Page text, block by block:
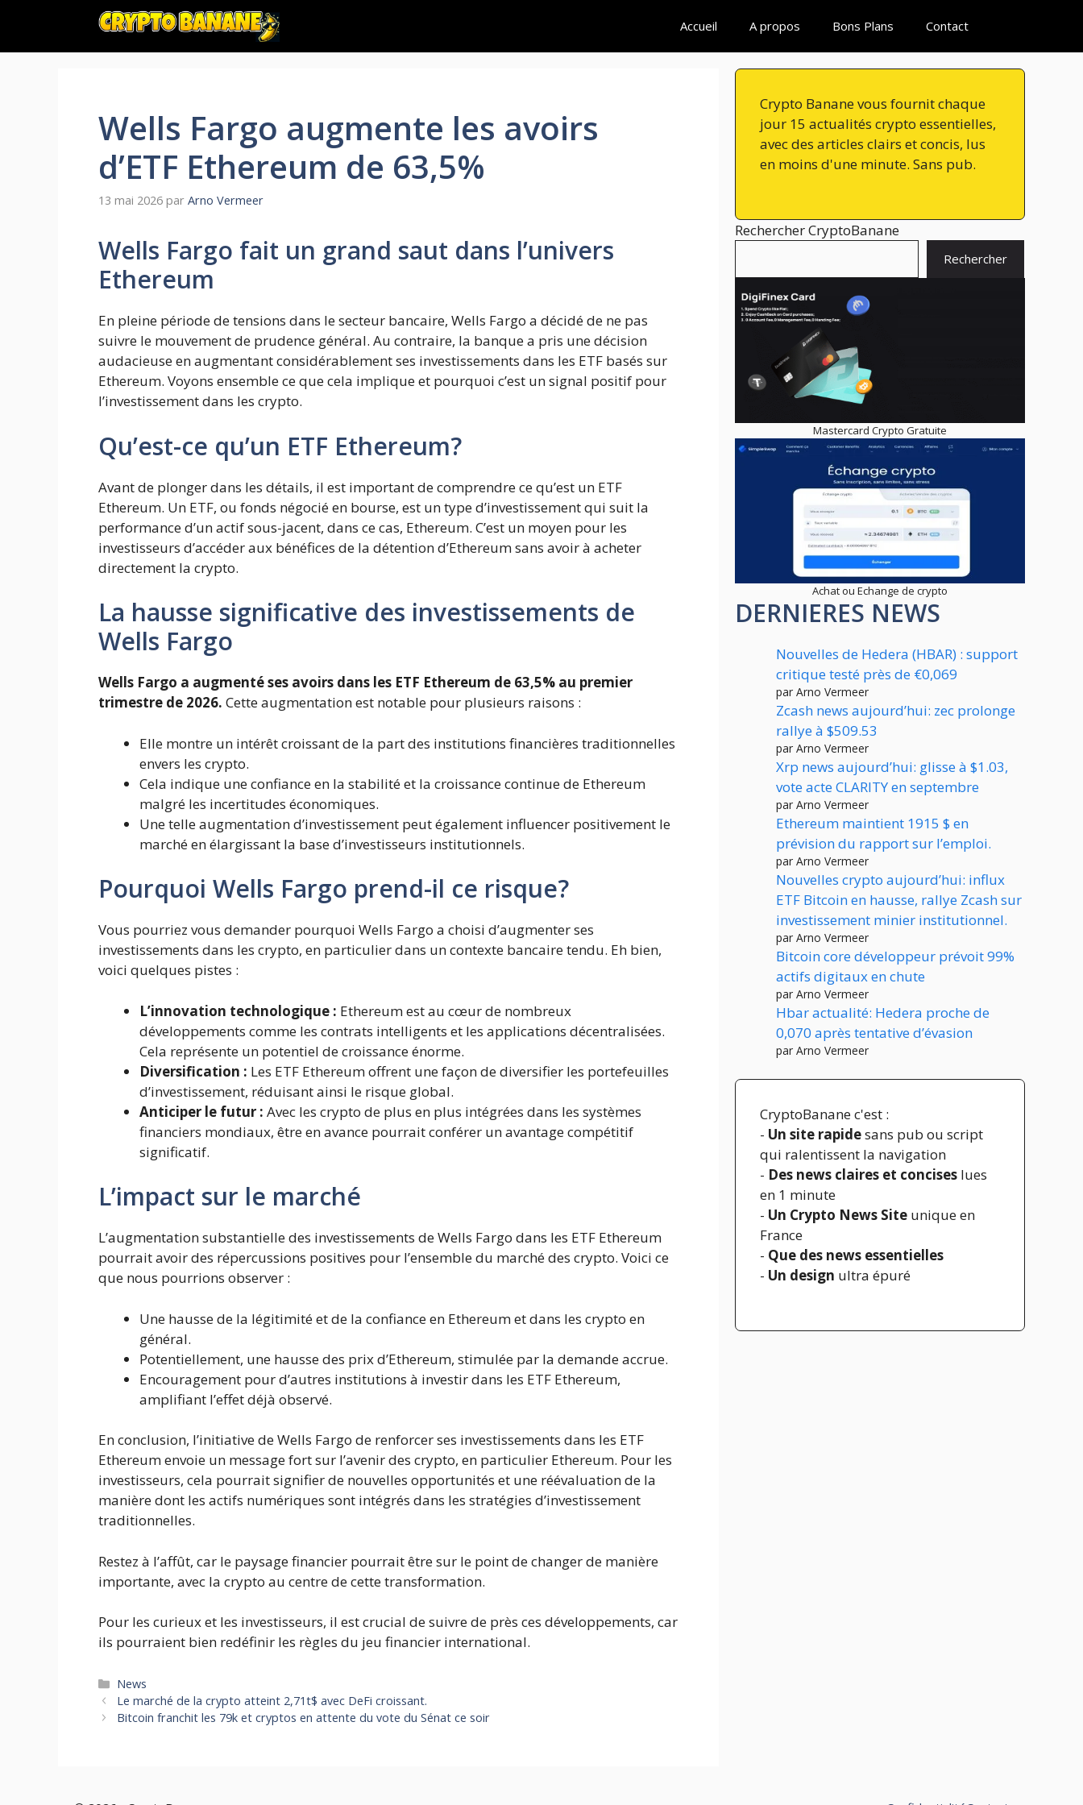
contenu
Accueil A propos Bons Plans Contact
Wells Fargo augmente les avoirs
d’ETF Ethereum de 63,5%
13 mai 2026 par Arno Vermeer
Wells Fargo fait un grand saut dans l’univers
Ethereum
En pleine période de tensions dans le secteur bancaire, Wells Fargo a décidé de ne pas
suivre le mouvement de prudence général. Au contraire, la banque a pris une décision
audacieuse en augmentant considérablement ses investissements dans les ETF basés sur
Ethereum. Voyons ensemble ce que cela implique et pourquoi c’est un signal positif pour
l’investissement dans les crypto.
Qu’est-ce qu’un ETF Ethereum?
Avant de plonger dans les détails, il est important de comprendre ce qu’est un ETF
Ethereum. Un ETF, ou fonds négocié en bourse, est un type d’investissement qui suit la
performance d’un actif sous-jacent, dans ce cas, Ethereum. C’est un moyen pour les
investisseurs d’accéder aux bénéfices de la détention d’Ethereum sans avoir à acheter
directement la crypto.
La hausse significative des investissements de
Wells Fargo
Wells Fargo a augmenté ses avoirs dans les ETF Ethereum de 63,5% au premier
trimestre de 2026. Cette augmentation est notable pour plusieurs raisons :
Elle montre un intérêt croissant de la part des institutions financières traditionnelles
envers les crypto.
Cela indique une confiance en la stabilité et la croissance continue de Ethereum
malgré les incertitudes économiques.
Une telle augmentation d’investissement peut également influencer positivement le
marché en élargissant la base d’investisseurs institutionnels.
Pourquoi Wells Fargo prend-il ce risque?
Vous pourriez vous demander pourquoi Wells Fargo a choisi d’augmenter ses
investissements dans les crypto, en particulier dans un contexte bancaire tendu. Eh bien,
voici quelques pistes :
L’innovation technologique : Ethereum est au cœur de nombreux
développements comme les contrats intelligents et les applications décentralisées.
Cela représente un potentiel de croissance énorme.
Diversification : Les ETF Ethereum offrent une façon de diversifier les portefeuilles
d’investissement, réduisant ainsi le risque global.
Anticiper le futur : Avec les crypto de plus en plus intégrées dans les systèmes
financiers mondiaux, être en avance pourrait conférer un avantage compétitif
significatif.
L’impact sur le marché
L’augmentation substantielle des investissements de Wells Fargo dans les ETF Ethereum
pourrait avoir des répercussions positives pour l’ensemble du marché des crypto. Voici ce
que nous pourrions observer :
Une hausse de la légitimité et de la confiance en Ethereum et dans les crypto en
général.
Potentiellement, une hausse des prix d’Ethereum, stimulée par la demande accrue.
Encouragement pour d’autres institutions à investir dans les ETF Ethereum,
amplifiant l’effet déjà observé.
En conclusion, l’initiative de Wells Fargo de renforcer ses investissements dans les ETF
Ethereum envoie un message fort sur l’avenir des crypto, en particulier Ethereum. Pour les
investisseurs, cela pourrait signifier de nouvelles opportunités et une réévaluation de la
manière dont les actifs numériques sont intégrés dans les stratégies d’investissement
traditionnelles.
Restez à l’affût, car le paysage financier pourrait être sur le point de changer de manière
importante, avec la crypto au centre de cette transformation.
Pour les curieux et les investisseurs, il est crucial de suivre de près ces développements, car
ils pourraient bien redéfinir les règles du jeu financier international.
Catégories
News
Le marché de la crypto atteint 2,71t$ avec DeFi croissant.
Bitcoin franchit les 79k et cryptos en attente du vote du Sénat ce soir
Crypto Banane vous fournit chaque
jour 15 actualités crypto essentielles,
avec des articles clairs et concis, lus
en moins d'une minute. Sans pub.
Rechercher CryptoBanane
Rechercher
Mastercard Crypto Gratuite
Achat ou Echange de crypto
DERNIERES NEWS
Nouvelles de Hedera (HBAR) : support
critique testé près de €0,069
par Arno Vermeer
Zcash news aujourd’hui: zec prolonge
rallye à $509.53
par Arno Vermeer
Xrp news aujourd’hui: glisse à $1.03,
vote acte CLARITY en septembre
par Arno Vermeer
Ethereum maintient 1915 $ en
prévision du rapport sur l’emploi.
par Arno Vermeer
Nouvelles crypto aujourd’hui: influx
ETF Bitcoin en hausse, rallye Zcash sur
investissement minier institutionnel.
par Arno Vermeer
Bitcoin core développeur prévoit 99%
actifs digitaux en chute
par Arno Vermeer
Hbar actualité: Hedera proche de
0,070 après tentative d’évasion
par Arno Vermeer
CryptoBanane c'est :
- Un site rapidesans pub ou script
qui ralentissent la navigation
- Des news claires et concises lues
en 1 minute
- Un Crypto News Site unique en
France
- Que des news essentielles
- Un design ultra épuré